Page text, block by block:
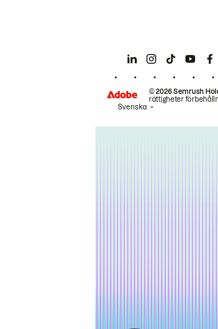
© 2026 Semrush
rättigheter
Svenska